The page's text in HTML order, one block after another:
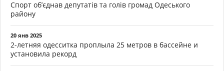
Спорт об’єднав депутатів та голів громад Одеського
району
20 янв 2025
2-летняя одесситка проплыла 25 метров в бассейне и
установила рекорд